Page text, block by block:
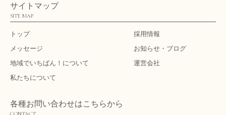
サイトマップ
SITE MAP
トップ
採用情報
メッセージ
お知らせ・ブログ
地域でいちばん！について
運営会社
私たちについて
各種お問い合わせはこちらから
CONTACT